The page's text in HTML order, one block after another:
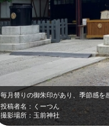
投稿者名：くーつん
撮影場所：玉前神社